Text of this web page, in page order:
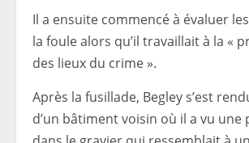
Il a ensuite commencé à évaluer
la foule alors qu’il travaillait à la «
des lieux du crime ».
Après la fusillade, Begley s’est
d’un bâtiment voisin où il a vu